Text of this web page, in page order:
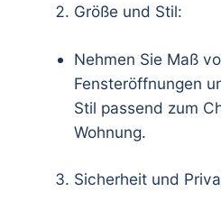
Größe und Stil:
Nehmen Sie Maß
Fensteröffnungen
Stil passend zum
Wohnung.
Sicherheit und